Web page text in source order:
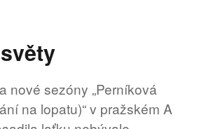
rozhlasové
skici
nové sezóny „Perníková
na lopatu)“ v pražském A